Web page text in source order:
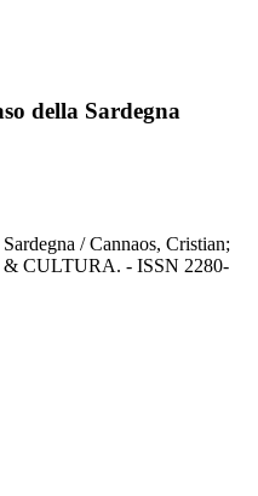
della Sardegna
/ Cannaos, Cristian;
& CULTURA. - ISSN 2280-